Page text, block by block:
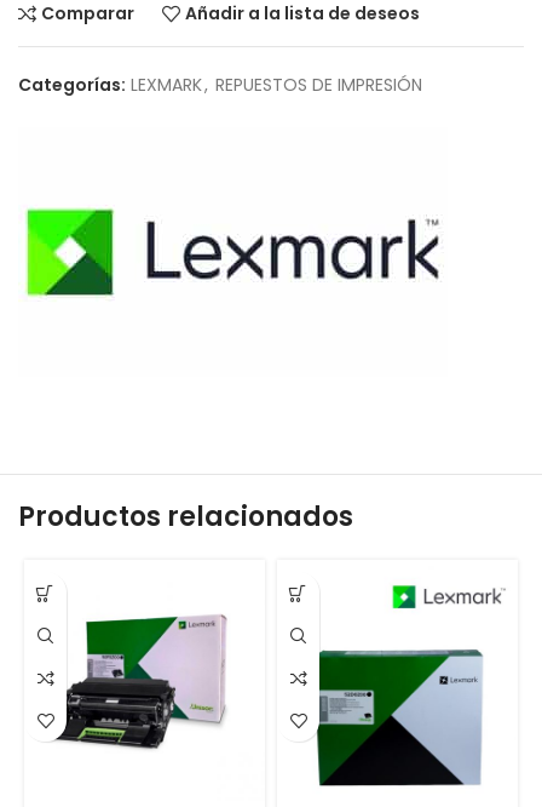
Comparar Añadir a la lista de deseos
Categorías: LEXMARK, REPUESTOS DE IMPRESIÓN
Productos relacionados